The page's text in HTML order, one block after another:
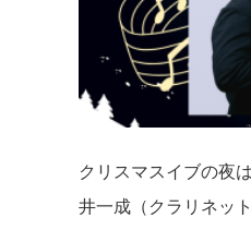
クリスマスイブの夜
井一成（クラリネッ